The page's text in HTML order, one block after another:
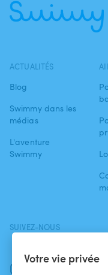
Votre vie privée
ACTUALITÉS
Blog
Swimmy dans les
médias
L'aventure
Swimmy
SUIVEZ-NOUS